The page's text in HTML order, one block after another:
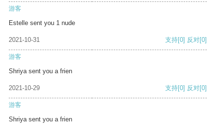
游客
Estelle sent you 1 nude
2021-10-31 支持[0] 反对[0]
游客
Shriya sent you a frien
2021-10-29 支持[0] 反对[0]
游客
Shriya sent you a frien